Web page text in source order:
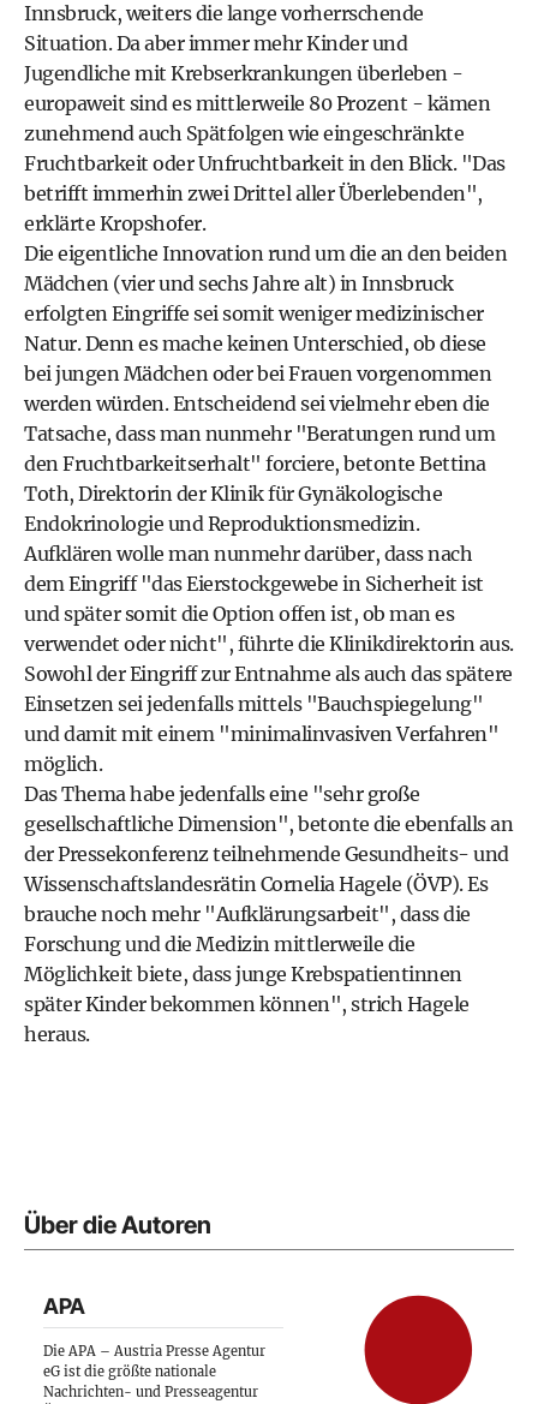
Innsbruck, weiters die lange vorherrschende
Situation. Da aber immer mehr Kinder und
Jugendliche mit Krebserkrankungen überleben -
europaweit sind es mittlerweile 80 Prozent - kämen
zunehmend auch Spätfolgen wie eingeschränkte
Fruchtbarkeit oder Unfruchtbarkeit in den Blick. "Das
betrifft immerhin zwei Drittel aller Überlebenden",
erklärte Kropshofer.
Die eigentliche Innovation rund um die an den beiden
Mädchen (vier und sechs Jahre alt) in Innsbruck
erfolgten Eingriffe sei somit weniger medizinischer
Natur. Denn es mache keinen Unterschied, ob diese
bei jungen Mädchen oder bei Frauen vorgenommen
werden würden. Entscheidend sei vielmehr eben die
Tatsache, dass man nunmehr "Beratungen rund um
den Fruchtbarkeitserhalt" forciere, betonte Bettina
Toth, Direktorin der Klinik für Gynäkologische
Endokrinologie und Reproduktionsmedizin.
Aufklären wolle man nunmehr darüber, dass nach
dem Eingriff "das Eierstockgewebe in Sicherheit ist
und später somit die Option offen ist, ob man es
verwendet oder nicht", führte die Klinikdirektorin aus.
Sowohl der Eingriff zur Entnahme als auch das spätere
Einsetzen sei jedenfalls mittels "Bauchspiegelung"
und damit mit einem "minimalinvasiven Verfahren"
möglich.
Das Thema habe jedenfalls eine "sehr große
gesellschaftliche Dimension", betonte die ebenfalls an
der Pressekonferenz teilnehmende Gesundheits- und
Wissenschaftslandesrätin Cornelia Hagele (ÖVP). Es
brauche noch mehr "Aufklärungsarbeit", dass die
Forschung und die Medizin mittlerweile die
Möglichkeit biete, dass junge Krebspatientinnen
später Kinder bekommen können", strich Hagele
heraus.
Über die Autoren
APA
Die APA – Austria Presse Agentur
eG ist die größte nationale
Nachrichten- und Presseagentur